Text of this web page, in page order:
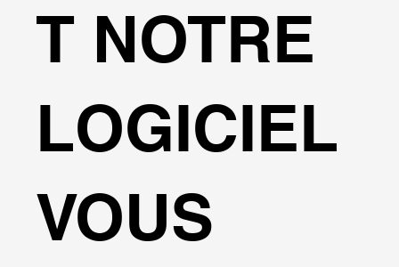
T NOTRE
LOGICIEL
VOUS